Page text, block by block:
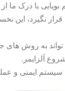
یا درک ما از
نگیرد، این
به روش های
آلزایمر.
سیستم ایمنی و